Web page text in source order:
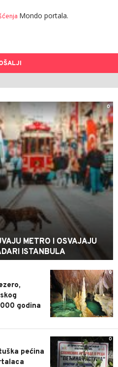
Mondo portala.
0
METRO I OSVAJAJU
ISTANBULA
0
godina
0
pećina